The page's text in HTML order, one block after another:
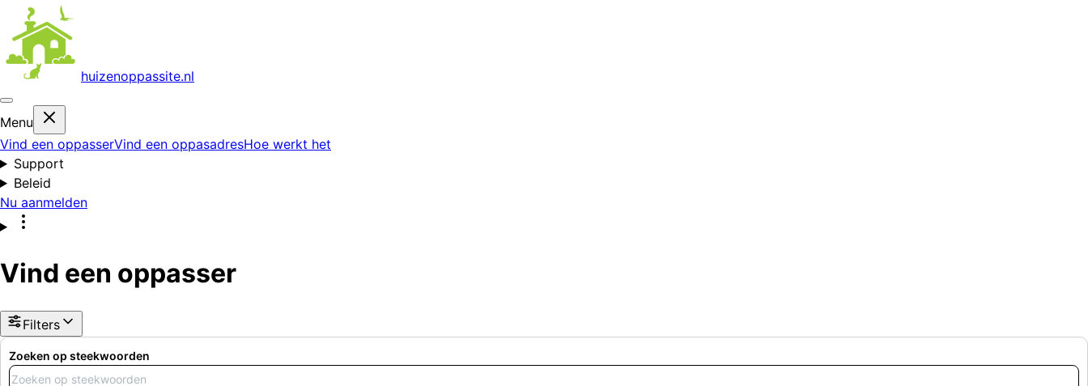
huizenoppassite.nl
Menu
Vind een oppasserVind een oppasadresHoe werkt het
Support
Beleid
Nu aanmelden
Vind een oppasser
Filters
Zoeken op steekwoorden